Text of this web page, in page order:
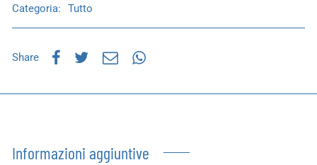
Categoria: Tutto
Share
Informazioni aggiuntive